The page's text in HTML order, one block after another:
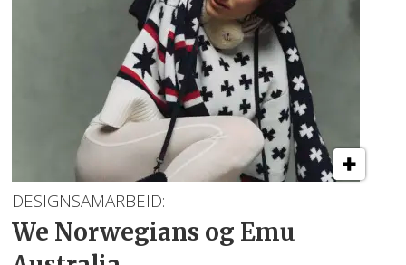
DESIGNSAMARBEID:
We Norwegians og Emu